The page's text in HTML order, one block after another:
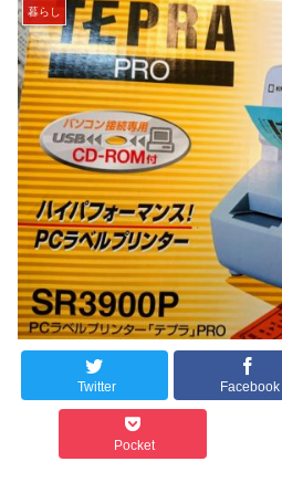
暮らし
Twitter Facebook
Pocket